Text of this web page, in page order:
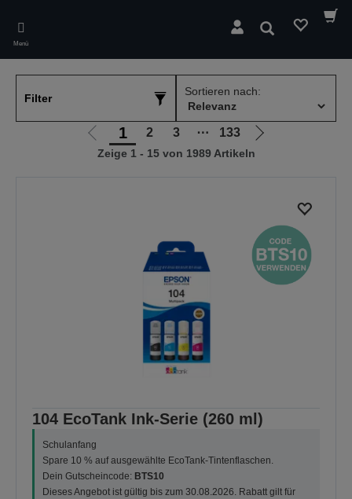
main
content
Menü
Suchen
Filter
Sortieren nach:
Zur
vorherigen
1 2 3 ⋯ 133
Zur
Zeige 1 - 15 von 1989 Artikeln
104 EcoTank Ink-Serie (260 ml)
Schulanfang
Spare 10 % auf ausgewählte EcoTank-Tintenflaschen.
Dein Gutscheincode: BTS10
Dieses Angebot ist gültig bis zum 30.08.2026. Rabatt gilt für